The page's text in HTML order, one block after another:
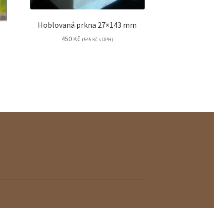
Hoblovaná prkna 27×143 mm
450Kč (545 Kčs DPH)